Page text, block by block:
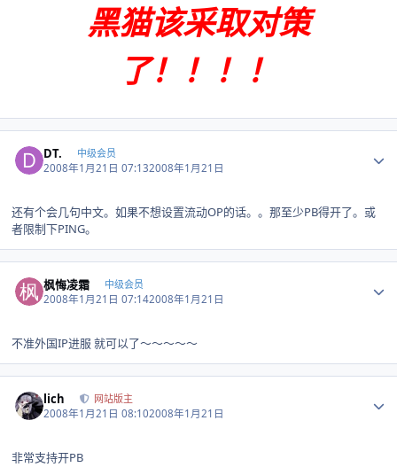
黑猫该采取对策
了！！！！
DT. 中级会员
2008年1月21日 07:132008年1月21日
还有个会几句中文。如果不想设置流动OP的话。。那至少PB得开了。或
者限制下PING。
枫悔凌霜 中级会员
2008年1月21日 07:142008年1月21日
不准外国IP进服 就可以了～～～～～
lich 网站版主
2008年1月21日 08:102008年1月21日
非常支持开PB